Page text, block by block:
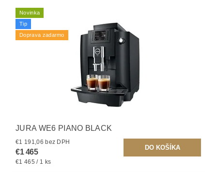
Novinka
Tip
Doprava zadarmo
JURA WE6 PIANO BLACK
€1 191,06 bez DPH
€1 465
€1 465 / 1 ks